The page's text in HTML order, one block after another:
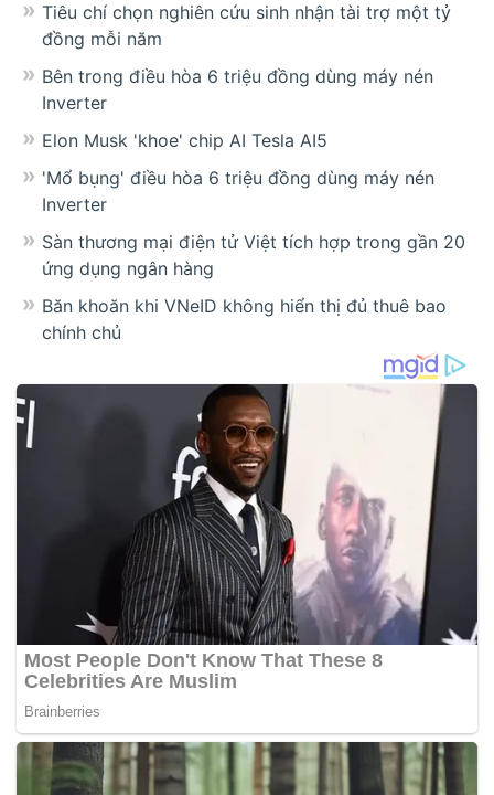
Tiêu chí chọn nghiên cứu sinh nhận tài trợ một tỷ
đồng mỗi năm
Bên trong điều hòa 6 triệu đồng dùng máy nén
Inverter
Elon Musk 'khoe' chip AI Tesla AI5
'Mổ bụng' điều hòa 6 triệu đồng dùng máy nén
Inverter
Sàn thương mại điện tử Việt tích hợp trong gần 20
ứng dụng ngân hàng
Băn khoăn khi VNeID không hiển thị đủ thuê bao
chính chủ